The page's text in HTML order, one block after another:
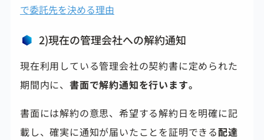
で委託先を決める理由
2)現在の管理会社への解約通知
現在利用している管理会社の契約書に定められた
期間内に、 書面で解約通知を行います。
書面には解約の意思、希望する解約日を明確に記
載し、確実に通知が届いたことを証明できる配達